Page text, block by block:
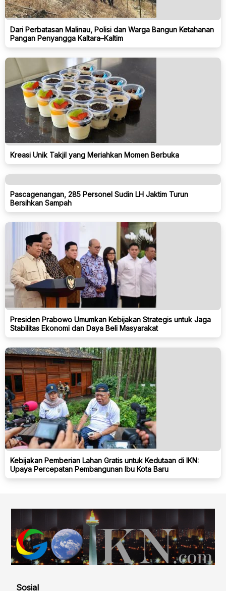
Dari Perbatasan Malinau, Polisi dan Warga Bangun Ketahanan
Pangan Penyangga Kaltara–Kaltim
Kreasi Unik Takjil yang Meriahkan Momen Berbuka
Pascagenangan, 285 Personel Sudin LH Jaktim Turun
Bersihkan Sampah
Presiden Prabowo Umumkan Kebijakan Strategis untuk Jaga
Stabilitas Ekonomi dan Daya Beli Masyarakat
Kebijakan Pemberian Lahan Gratis untuk Kedutaan di IKN:
Upaya Percepatan Pembangunan Ibu Kota Baru
Sosial